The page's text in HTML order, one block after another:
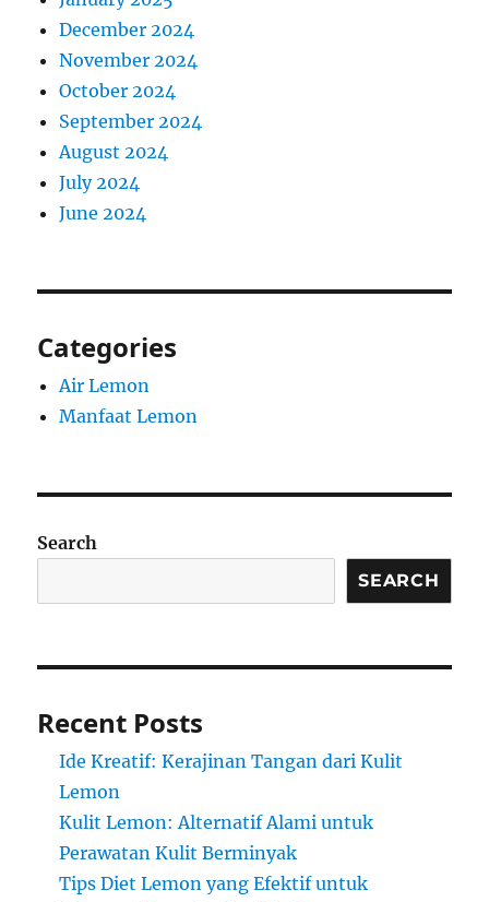
December 2024
November 2024
October 2024
September 2024
August 2024
July 2024
June 2024
Categories
Air Lemon
Manfaat Lemon
Search
SEARCH
Recent Posts
Ide Kreatif: Kerajinan Tangan dari Kulit
Lemon
Kulit Lemon: Alternatif Alami untuk
Perawatan Kulit Berminyak
Tips Diet Lemon yang Efektif untuk